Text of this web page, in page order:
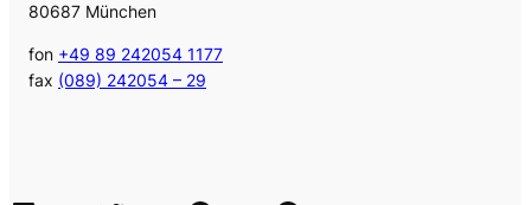
80687 München
fon +49 89 242054 1177
fax (089) 242054 – 29